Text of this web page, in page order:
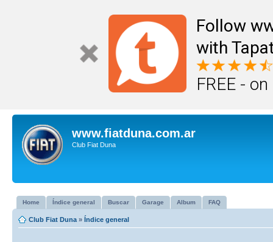
Follow
with
FREE -
www.fiatduna.com.ar
Club Fiat Duna
Home Índice general Buscar Garage Album FAQ
Club Fiat Duna » Índice general